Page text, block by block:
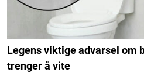
Legens viktige advarsel om
trenger å vite